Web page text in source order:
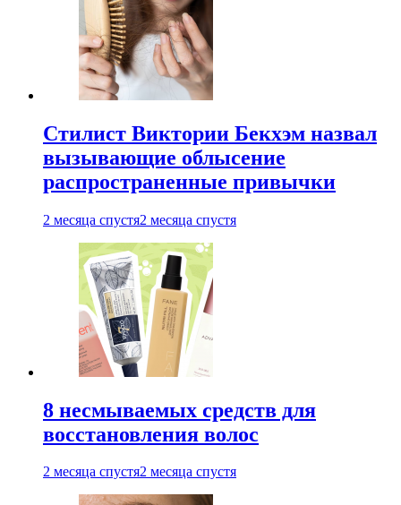
Стилист Виктории Бекхэм назвал
вызывающие облысение
распространенные привычки
2 месяца спустя2 месяца спустя
8 несмываемых средств для
восстановления волос
2 месяца спустя2 месяца спустя